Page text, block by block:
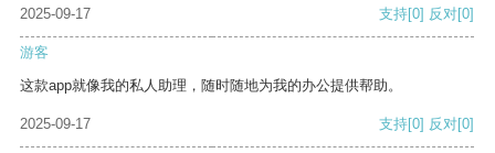
2025-09-17 支持[0] 反对[0]
游客
这款app就像我的私人助理，随时随地为我的办公提供帮助。
2025-09-17 支持[0] 反对[0]